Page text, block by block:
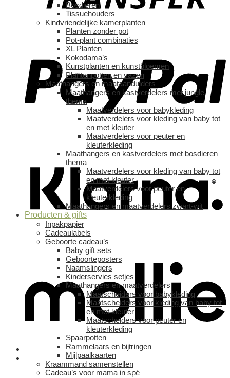
Bosdieren
Tissuehouders
Kindvriendelijke kamerplanten
Planten zonder pot
Pot-plant combinaties
XL Planten
Kokodama’s
Kunstplanten en kunstbloemen
Plantenpotten en vazen
Maathangers en maataanduiders
Maathangers en kastverdelers met jungle
thema
Maatverdelers voor babykleding
Maatverdelers voor kleding van baby tot
en met kleuter
Maatverdelers voor peuter en
kleuterkleding
Maathangers en kastverdelers met bosdieren
thema
Maatverdelers voor kleding van baby tot
en met kleuter
Maatverdelers voor peuter en
kleuterkleding
Maathangers en maatverdelers zwart-wit
Producten & gifts
Inpakpapier
Cadeaulabels
Geboorte cadeau’s
Baby gift sets
Geboorteposters
Naamslingers
Kinderservies setjes
Maathangers en maatverdelers
Maatscheiders voor babykleding
Maatscheiders voor kleding van baby tot
en met kleuter
Maatscheiders voor peuter en
kleuterkleding
Spaarpotten
Rammelaars en bijtringen
Mijlpaalkaarten
Kraammand samenstellen
Cadeau’s voor mama in spé